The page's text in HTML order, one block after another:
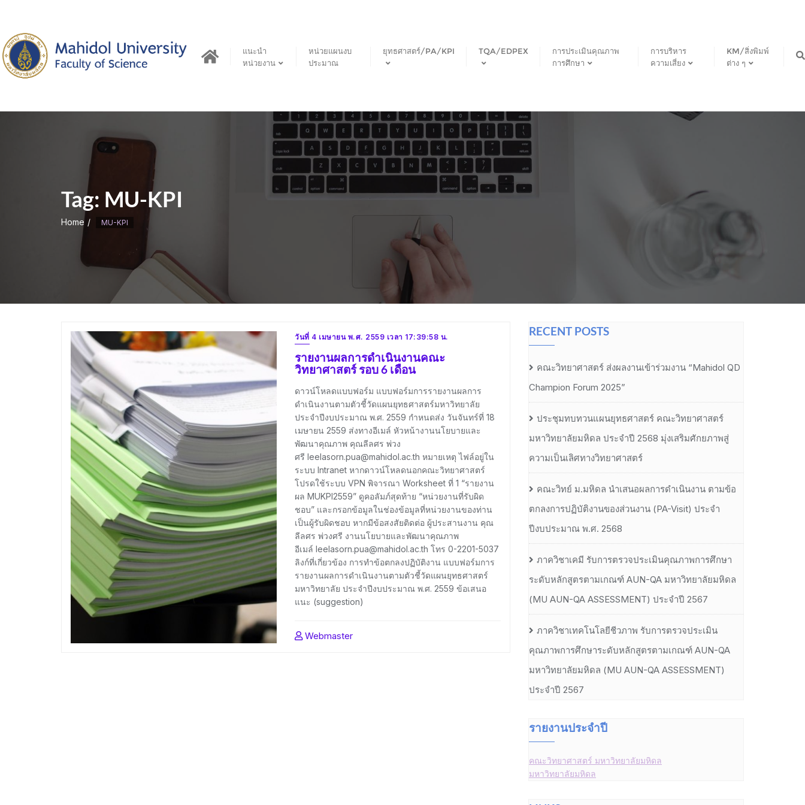
content
แนะนำ
หน่วยงาน
หน่วยแผนงบ
ประมาณ
ยุทธศาสตร์/PA/KPI TQA/EDPEX
การประเมินคุณภาพ
การศึกษา
การบริหาร
ความเสี่ยง
KM/สิ่งพิมพ์
ต่าง ๆ
Tag: MU-KPI
Home MU-KPI
วันที่ 4 เมษายน พ.ศ. 2559 เวลา 17:39:58 น.
รายงานผลการดำเนินงานคณะ
วิทยาศาสตร์ รอบ 6 เดือน
ดาวน์โหลดแบบฟอร์ม แบบฟอร์มการรายงานผลการ
ดำเนินงานตามตัวชี้วัดแผนยุทธศาสตร์มหาวิทยาลัย
ประจำปีงบประมาณ พ.ศ. 2559 กำหนดส่ง วันจันทร์ที่ 18
เมษายน 2559 ส่งทางอีเมล์ หัวหน้างานนโยบายและ
พัฒนาคุณภาพ คุณลีลศร พ่วง
ศรี leelasorn.pua@mahidol.ac.th หมายเหตุ ไฟล์อยู่ใน
ระบบ Intranet หากดาวน์โหลดนอกคณะวิทยาศาสตร์
โปรดใช้ระบบ VPN พิจารณา Worksheet ที่ 1 “รายงาน
ผล MUKPI2559” ดูคอลัมภ์สุดท้าย “หน่วยงานที่รับผิด
ชอบ” และกรอกข้อมูลในช่องข้อมูลที่หน่วยงานของท่าน
เป็นผู้รับผิดชอบ หากมีข้อสงสัยติดต่อ ผู้ประสานงาน คุณ
ลีลศร พ่วงศรี งานนโยบายและพัฒนาคุณภาพ
อีเมล์ leelasorn.pua@mahidol.ac.th โทร 0-2201-5037
ลิงก์ที่เกี่ยวข้อง การทำข้อตกลงปฏิบัติงาน แบบฟอร์มการ
รายงานผลการดำเนินงานตามตัวชี้วัดแผนยุทธศาสตร์
มหาวิทยาลัย ประจำปีงบประมาณ พ.ศ. 2559 ข้อเสนอ
แนะ (suggestion)
Webmaster
RECENT POSTS
คณะวิทยาศาสตร์ ส่งผลงานเข้าร่วมงาน “Mahidol QD
Champion Forum 2025”
ประชุมทบทวนแผนยุทธศาสตร์ คณะวิทยาศาสตร์
มหาวิทยาลัยมหิดล ประจำปี 2568 มุ่งเสริมศักยภาพสู่
ความเป็นเลิศทางวิทยาศาสตร์
คณะวิทย์ ม.มหิดล นำเสนอผลการดำเนินงาน ตามข้อ
ตกลงการปฏิบัติงานของส่วนงาน (PA-Visit) ประจำ
ปีงบประมาณ พ.ศ. 2568
ภาควิชาเคมี รับการตรวจประเมินคุณภาพการศึกษา
ระดับหลักสูตรตามเกณฑ์ AUN-QA มหาวิทยาลัยมหิดล
(MU AUN-QA ASSESSMENT) ประจำปี 2567
ภาควิชาเทคโนโลยีชีวภาพ รับการตรวจประเมิน
คุณภาพการศึกษาระดับหลักสูตรตามเกณฑ์ AUN-QA
มหาวิทยาลัยมหิดล (MU AUN-QA ASSESSMENT)
ประจำปี 2567
รายงานประจำปี
คณะวิทยาศาสตร์ มหาวิทยาลัยมหิดล
มหาวิทยาลัยมหิดล